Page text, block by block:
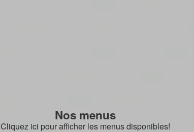
Nos menus
Cliquez ici pour afficher les menus disponibles!